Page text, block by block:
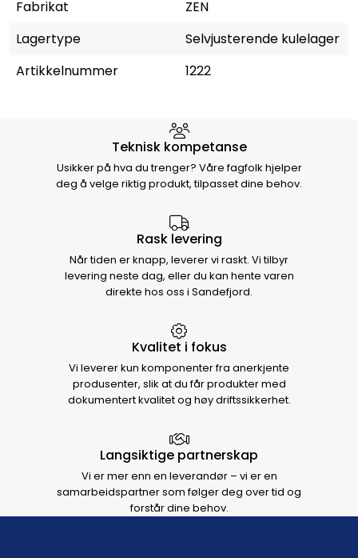
Fabrikat
ZEN
Lagertype
Selvjusterende kulelager
Artikkelnummer
1222
Hvorfor velge Storm Halvorsen
Teknisk kompetanse
Usikker på hva du trenger? Våre fagfolk hjelper
deg å velge riktig produkt, tilpasset dine behov.
Rask levering
Når tiden er knapp, leverer vi raskt. Vi tilbyr
levering neste dag, eller du kan hente varen
direkte hos oss i Sandefjord.
Kvalitet i fokus
Vi leverer kun komponenter fra anerkjente
produsenter, slik at du får produkter med
dokumentert kvalitet og høy driftssikkerhet.
Langsiktige partnerskap
Vi er mer enn en leverandør – vi er en
samarbeidspartner som følger deg over tid og
forstår dine behov.